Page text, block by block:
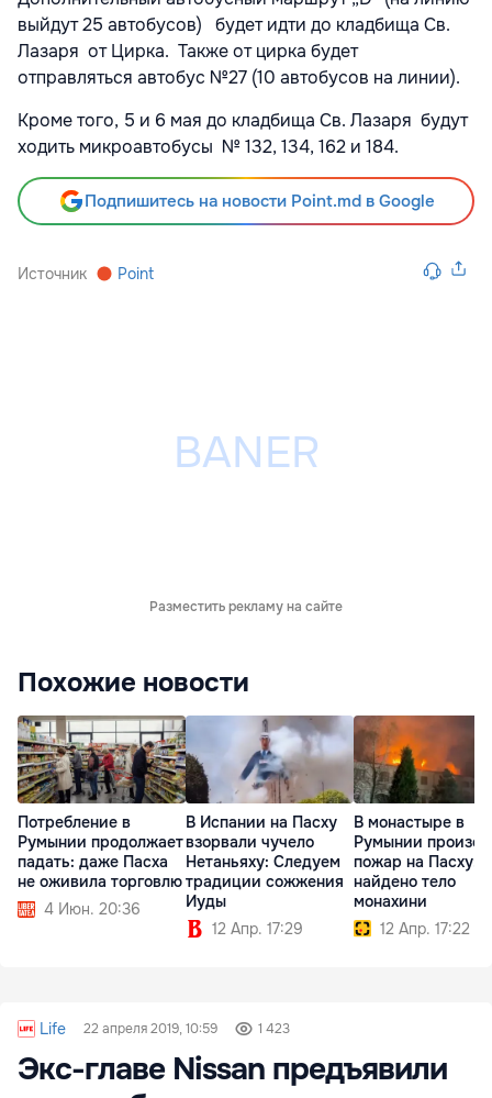
выйдут 25 автобусов) будет идти до кладбища Св.
Лазаря от Цирка. Также от цирка будет
отправляться автобус №27 (10 автобусов на линии).
Кроме того, 5 и 6 мая до кладбища Св. Лазаря будут
ходить микроавтобусы № 132, 134, 162 и 184.
Подпишитесь на новости Point.md в Google
Источник Point
Разместить рекламу на сайте
Похожие новости
Потребление в
Румынии продолжает
падать: даже Пасха
не оживила торговлю
4 Июн. 20:36
В Испании на Пасху
взорвали чучело
Нетаньяху: Следуем
традиции сожжения
Иуды
12 Апр. 17:29
В монастыре в
Румынии
пожар на Пасху:
найдено тело
монахини
12 Апр. 17:22
Life 22 апреля 2019, 10:59 1 423
Экс-главе Nissan предъявили